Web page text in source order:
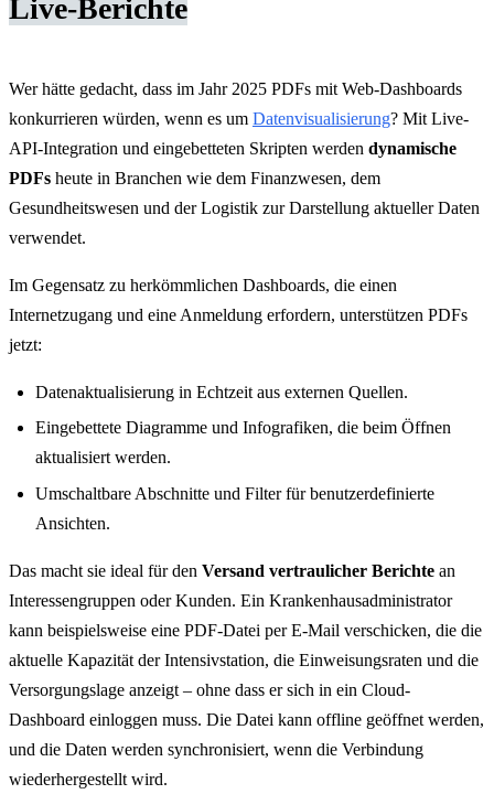
Live-Berichte
Wer hätte gedacht, dass im Jahr 2025 PDFs mit Web-Dashboards
konkurrieren würden, wenn es um Datenvisualisierung? Mit Live-
API-Integration und eingebetteten Skripten werden dynamische
PDFs heute in Branchen wie dem Finanzwesen, dem
Gesundheitswesen und der Logistik zur Darstellung aktueller Daten
verwendet.
Im Gegensatz zu herkömmlichen Dashboards, die einen
Internetzugang und eine Anmeldung erfordern, unterstützen PDFs
jetzt:
Datenaktualisierung in Echtzeit aus externen Quellen.
Eingebettete Diagramme und Infografiken, die beim Öffnen
aktualisiert werden.
Umschaltbare Abschnitte und Filter für benutzerdefinierte
Ansichten.
Das macht sie ideal für den Versand vertraulicher Berichte an
Interessengruppen oder Kunden. Ein Krankenhausadministrator
kann beispielsweise eine PDF-Datei per E-Mail verschicken, die die
aktuelle Kapazität der Intensivstation, die Einweisungsraten und die
Versorgungslage anzeigt – ohne dass er sich in ein Cloud-
Dashboard einloggen muss. Die Datei kann offline geöffnet werden,
und die Daten werden synchronisiert, wenn die Verbindung
wiederhergestellt wird.